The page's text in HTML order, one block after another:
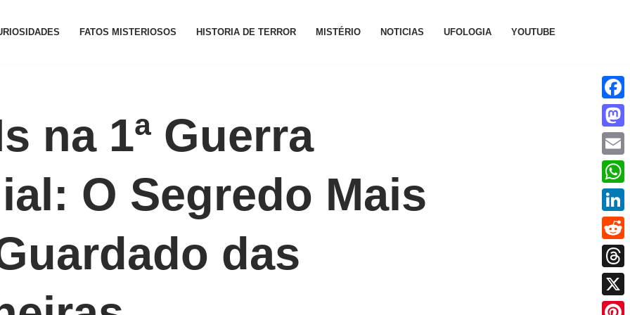
FATOS MISTERIOSOS HISTORIA DE TERROR MISTÉRIO NOTICIAS UFOLOGIA YOUTUBE
na 1ª Guerra
O Segredo Mais
das
Email
X